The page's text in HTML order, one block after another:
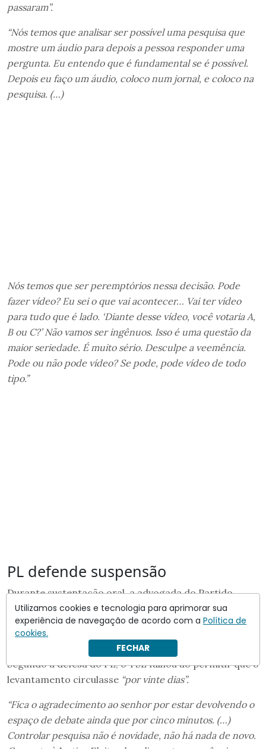
passaram”.
“Nós temos que analisar ser possível uma pesquisa que
mostre um áudio para depois a pessoa responder uma
pergunta. Eu entendo que é fundamental se é possível.
Depois eu faço um áudio, coloco num jornal, e coloco na
pesquisa. (…)
Nós temos que ser peremptórios nessa decisão. Pode
fazer vídeo? Eu sei o que vai acontecer… Vai ter vídeo
para tudo que é lado. ‘Diante desse vídeo, você votaria A,
B ou C?’ Não vamos ser ingênuos. Isso é uma questão da
maior seriedade. É muito sério. Desculpe a veemência.
Pode ou não pode vídeo? Se pode, pode vídeo de todo
tipo.”
PL defende suspensão
Durante sustentação oral, a advogada do Partido
Liberal (PL), Maria Claudia Bucchianeri, afirmou que a
discussão sobre a legalidade das pesquisas eleitorais
não tem“coloração partidária”.
Segundo a defesa do PL, o TSE falhou ao permitir que o
levantamento circulasse “por vinte dias”.
“Fica o agradecimento ao senhor por estar devolvendo o
espaço de debate ainda que por cinco minutos. (…)
Controlar pesquisa não é novidade, não há nada de novo.
Utilizamos cookies e tecnologia para aprimorar sua
experiência de navegação de acordo com a Política de
cookies.
FECHAR